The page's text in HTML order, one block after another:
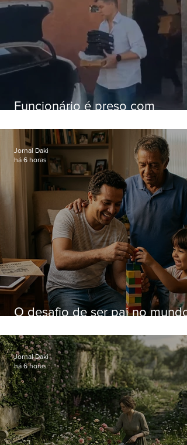
Funcionário é preso com
Hospital do Andaraí
O desafio de ser pai no mundo
Jornal Daki
há 6 horas
Jornal Daki
há 6 horas